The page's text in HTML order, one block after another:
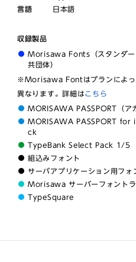
言語
日本語
収録製品
Morisawa Fonts（スタンダー
共団体）
※Morisawa Fontはプランによっ
異なります。詳細はこちら
MORISAWA PASSPORT（ア
MORISAWA PASSPORT for
ck
TypeBank Select Pack 1/5
組込みフォント
サーバアプリケーション用フォ
Morisawa サーバーフォントラ
TypeSquare